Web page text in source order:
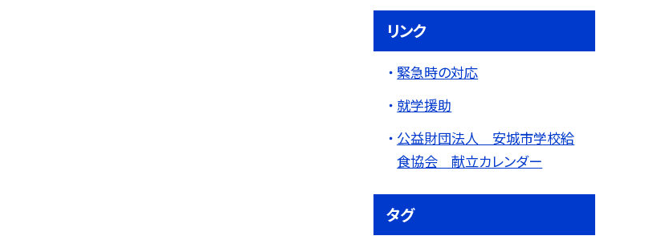
リンク
緊急時の対応
就学援助
公益財団法人 安城市学校給
食協会 献立カレンダー
タグ